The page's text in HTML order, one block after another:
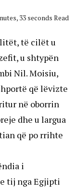
33 seconds Read
të cilët u
u shtypën
Nil. Moisiu,
që lëvizte
në oborrin
dhe u largua
që po rrihte
i
tij nga Egjipti